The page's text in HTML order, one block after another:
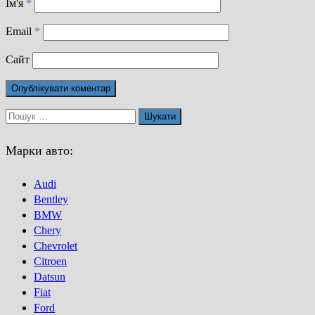
Ім'я *
Email *
Сайт
Пошук:
Марки авто:
Audi
Bentley
BMW
Chery
Chevrolet
Citroen
Datsun
Fiat
Ford